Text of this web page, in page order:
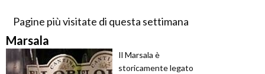
Pagine più visitate di questa settimana
Marsala
Il Marsala è
storicamente legato